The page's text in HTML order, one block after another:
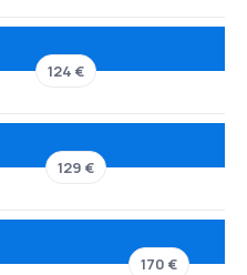
124 €
129 €
170 €